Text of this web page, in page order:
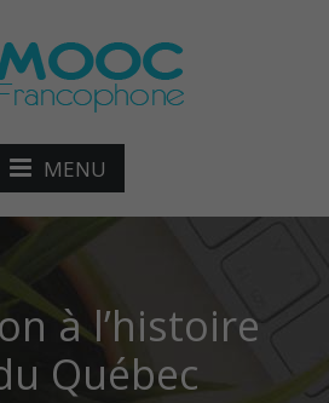
MENU
à l’histoire
Québec